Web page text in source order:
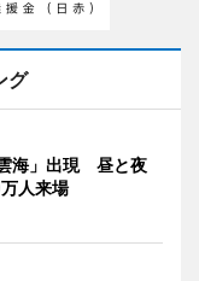
グ
海」出現 昼と夜
人来場